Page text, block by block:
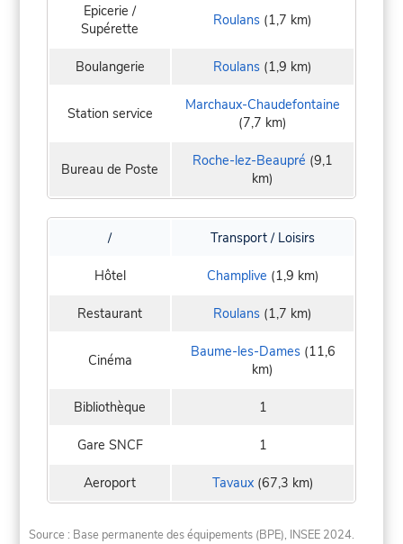
Epicerie /
Supérette
Roulans (1,7 km)
Boulangerie Roulans (1,9 km)
Station service
Marchaux-Chaudefontaine
(7,7 km)
Bureau de Poste Roche-lez-Beaupré (9,1
km)
/ Transport / Loisirs
Hôtel Champlive (1,9 km)
Restaurant Roulans (1,7 km)
Cinéma Baume-les-Dames(11,6
km)
Bibliothèque 1
Gare SNCF 1
Aeroport Tavaux(67,3 km)
Source : Base permanente des équipements (BPE), INSEE 2024.